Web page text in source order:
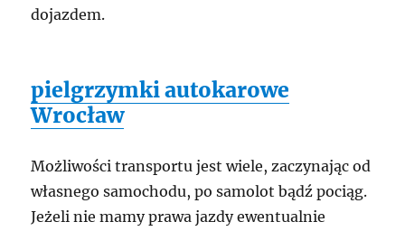
dojazdem.
pielgrzymki autokarowe
Wrocław
Możliwości transportu jest wiele, zaczynając od
własnego samochodu, po samolot bądź pociąg.
Jeżeli nie mamy prawa jazdy ewentualnie